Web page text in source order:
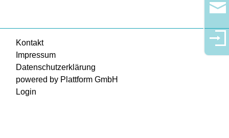
Kontakt
Impressum
Datenschutzerklärung
powered by Plattform GmbH
Login